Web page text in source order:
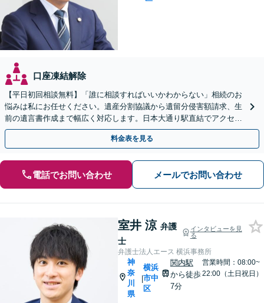
口座凍結解除
【平日初回相談無料】「誰に相談すればいいかわからない」相続のお
悩みは私にお任せください。遺産分割協議から遺留分侵害額請求、生
前の遺言書作成まで幅広く対応します。日本大通り駅直結でアクセス
良好。まずはご相談を。
料金表を見る
電話でお問い合わせ メールでお問い合わせ
室井 涼 弁護
士
インタビューを見
る
弁護士法人エース 横浜事務所
神
奈
川
県
|
横浜
市中
区
関内駅
から徒歩
7分
営業時間：08:00~
22:00（土日祝日）